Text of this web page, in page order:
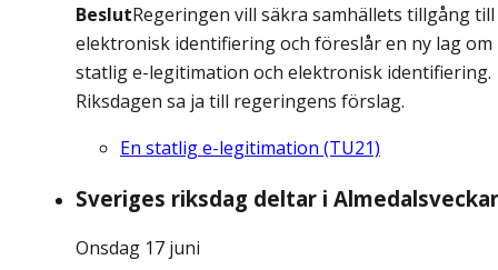
BeslutRegeringen vill säkra samhällets tillgång till
elektronisk identifiering och föreslår en ny lag om
statlig e-legitimation och elektronisk identifiering.
Riksdagen sa ja till regeringens förslag.
En statlig e-legitimation (TU21)
Sveriges riksdag deltar i
Onsdag 17 juni